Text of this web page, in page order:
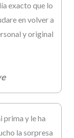
exacto que lo
en volver a
y original
prima y le ha
la sorpresa